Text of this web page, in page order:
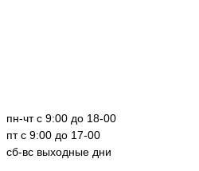
пн-чт с 9:00 до 18-00
пт с 9:00 до 17-00
сб-вс выходные дни